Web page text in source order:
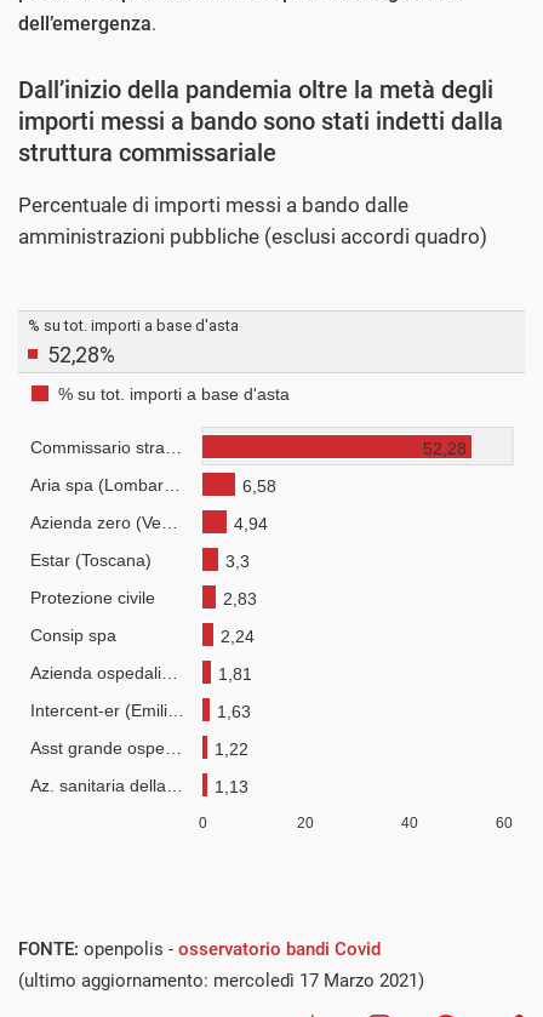
dell’emergenza.
Dall’inizio della pandemia oltre la metà degli
importi messi a bando sono stati indetti dalla
struttura commissariale
Percentuale di importi messi a bando dalle
amministrazioni pubbliche (esclusi accordi quadro)
FONTE: openpolis - osservatorio bandi Covid
(ultimo aggiornamento: mercoledì 17 Marzo 2021)